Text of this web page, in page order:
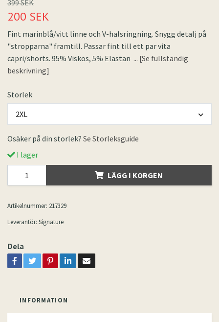
399 SEK
200 SEK
Fint marinblå/vitt linne och V-halsringning. Snygg detalj på
"stropparna" framtill. Passar fint till ett par vita
capri/shorts. 95% Viskos, 5% Elastan ... [Se fullständig
beskrivning]
Storlek
2XL
Osäker på din storlek? Se Storleksguide
I lager
LÄGG I KORGEN
Artikelnummer: 217329
Leverantör: Signature
Dela
INFORMATION